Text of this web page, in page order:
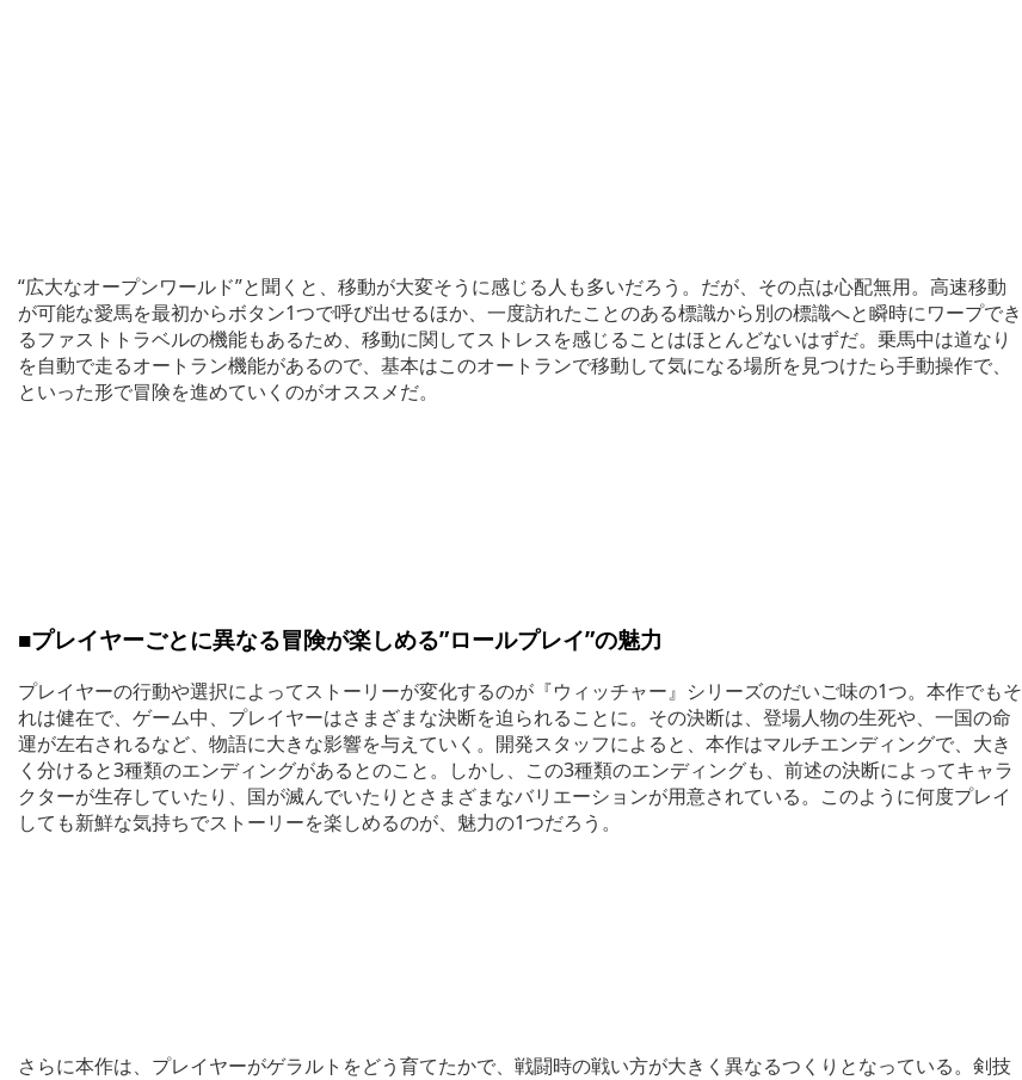
“広大なオープンワールド”と聞くと、移動が大変そうに感じる人も多いだろう。だが、その点は心配無用。高速移動
が可能な愛馬を最初からボタン1つで呼び出せるほか、一度訪れたことのある標識から別の標識へと瞬時にワープでき
るファストトラベルの機能もあるため、移動に関してストレスを感じることはほとんどないはずだ。乗馬中は道なり
を自動で走るオートラン機能があるので、基本はこのオートランで移動して気になる場所を見つけたら手動操作で、
といった形で冒険を進めていくのがオススメだ。
■プレイヤーごとに異なる冒険が楽しめる”ロールプレイ”の魅力
プレイヤーの行動や選択によってストーリーが変化するのが『ウィッチャー』シリーズのだいご味の1つ。本作でもそ
れは健在で、ゲーム中、プレイヤーはさまざまな決断を迫られることに。その決断は、登場人物の生死や、一国の命
運が左右されるなど、物語に大きな影響を与えていく。開発スタッフによると、本作はマルチエンディングで、大き
く分けると3種類のエンディングがあるとのこと。しかし、この3種類のエンディングも、前述の決断によってキャラ
クターが生存していたり、国が滅んでいたりとさまざまなバリエーションが用意されている。このように何度プレイ
しても新鮮な気持ちでストーリーを楽しめるのが、魅力の1つだろう。
さらに本作は、プレイヤーがゲラルトをどう育てたかで、戦闘時の戦い方が大きく異なるつくりとなっている。剣技